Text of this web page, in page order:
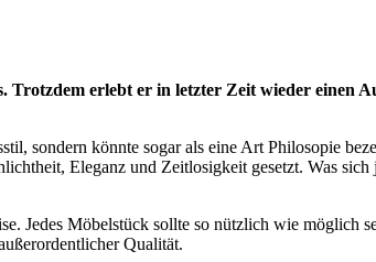
erlebt er in letzter Zeit wieder einen
sondern könnte sogar als eine Art Philosopie
Eleganz und Zeitlosigkeit gesetzt. Was
Jedes Möbelstück sollte so nützlich wie möglich
Qualität.